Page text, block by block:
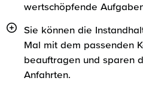
wertschöpfende
Sie können die
Mal mit dem passenden
beauftragen und sparen
Anfahrten.